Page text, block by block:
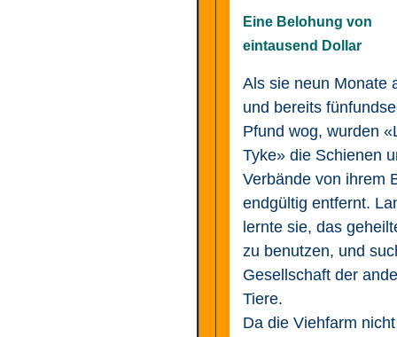
Eine Belohung von
eintausend Dollar
Als sie neun Monate
und bereits
Pfund wog, wurden
Tyke» die Schienen
Verbände von ihrem
endgültig entfernt.
lernte sie, das
zu benutzen, und
Gesellschaft der
Tiere.
Da die Viehfarm nicht